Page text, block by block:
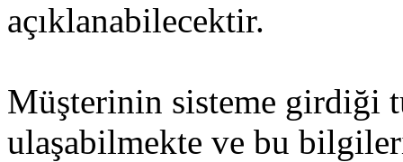
açıklanabilecektir.
Müşterinin sisteme girdiği
ulaşabilmekte ve bu